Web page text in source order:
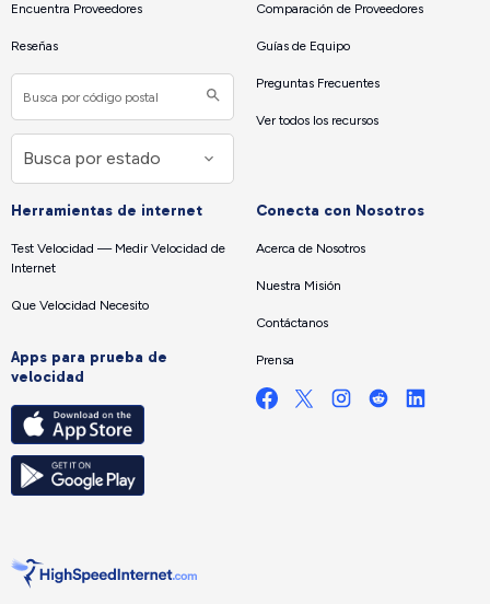
Encuentra Proveedores
Reseñas
Comparación de Proveedores
Guías de Equipo
Preguntas Frecuentes
Ver todos los recursos
Herramientas de internet
Test Velocidad — Medir Velocidad de
Internet
Que Velocidad Necesito
Apps para prueba de
velocidad
Conecta con Nosotros
Acerca de Nosotros
Nuestra Misión
Contáctanos
Prensa